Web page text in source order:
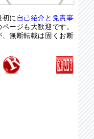
に 自己紹介と免責事
ージも大歓迎です。
無断転載は固くお断